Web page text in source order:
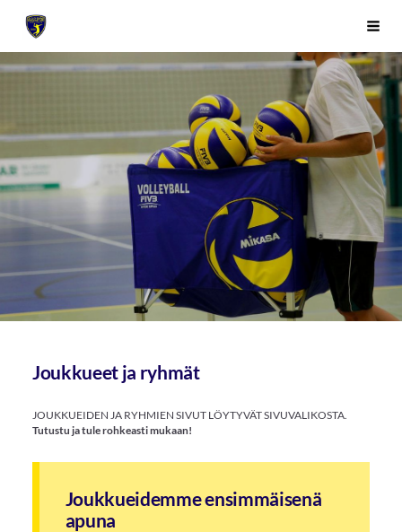
Siirry
sivunSivuston etusivulle
Joukkueet ja ryhmät
JOUKKUEIDEN JA RYHMIEN SIVUT LÖYTYVÄT SIVUVALIKOSTA.
Tutustu ja tule rohkeasti mukaan!
Joukkueidemme ensimmäisenä
apuna